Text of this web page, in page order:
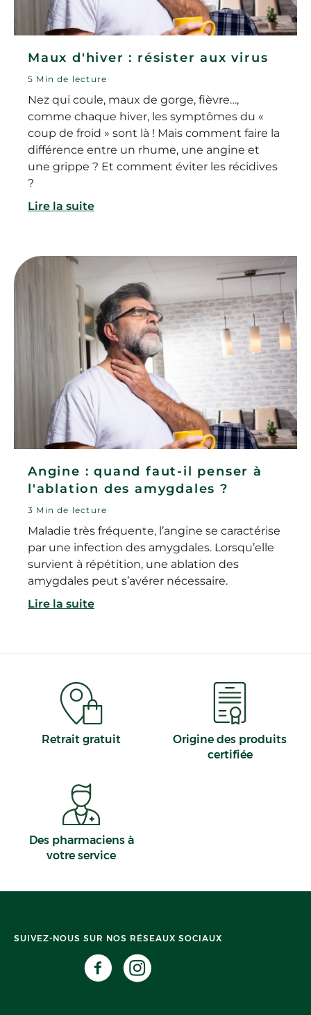
Maux d'hiver : résister aux virus
5 Min de lecture
Nez qui coule, maux de gorge, fièvre…,
comme chaque hiver, les symptômes du «
coup de froid » sont là ! Mais comment faire la
différence entre un rhume, une angine et
une grippe ? Et comment éviter les récidives
?
Lire la suite
Angine : quand faut-il penser à
l'ablation des amygdales ?
3 Min de lecture
Maladie très fréquente, l’angine se caractérise
par une infection des amygdales. Lorsqu’elle
survient à répétition, une ablation des
amygdales peut s’avérer nécessaire.
Lire la suite
Retrait gratuit
Origine des produits
certifiée
Des pharmaciens à
votre service
SUIVEZ-NOUS SUR NOS RÉSEAUX SOCIAUX